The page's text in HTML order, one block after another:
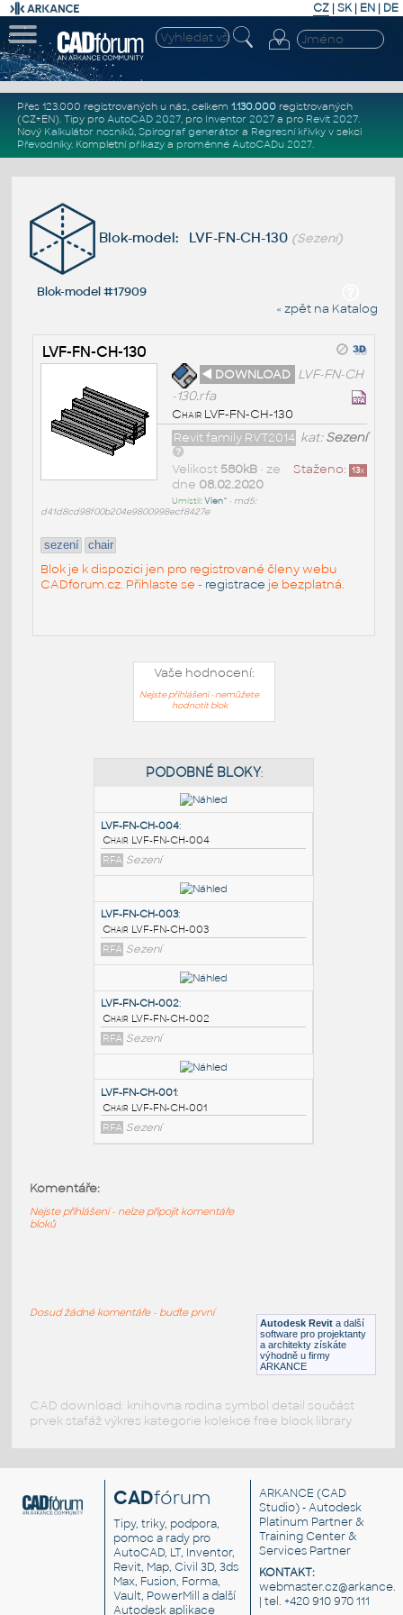
CZ | SK| EN | DE
Přes 123.000 registrovaných u nás, celkem 1.130.000registrovaných
(CZ+EN). Tipy pro AutoCAD 2027, pro Inventor 2027a pro Revit 2027.
Nový Kalkulátor nosníků, Spirograf generátor a Regresní křivkyv sekci
Převodníky. Kompletní příkazya proměnné AutoCADu 2027.
Blok-model: LVF-FN-CH-130 (Sezení)
Blok-model #17909
« zpět na Katalog
LVF-FN-CH-130
◄ DOWNLOAD LVF-FN-CH
-130.rfa
Chair LVF-FN-CH-130
kat:Sezení
Revit family RVT2014
Staženo: 13x
Velikost 580kB• ze
dne 08.02.2020
Umístil:Vien^ • md5:
d41d8cd98f00b204e9800998ecf8427e
sezení chair
Blok je k dispozici jen pro registrované členy webu
CADforum.cz. Přihlaste se - registrace je bezplatná.
Vaše hodnocení:
Nejste přihlášeni - nemůžete
hodnotit blok
PODOBNÉ BLOKY
LVF-FN-CH-004
Chair LVF-FN-CH-004
RFA Sezení
LVF-FN-CH-003:
Chair LVF-FN-CH-003
RFA Sezení
Sezení
Autodesk Revit a další
software pro projektanty
a architekty získáte
výhodně u firmy
ARKANCE
Komentáře:
Nejste přihlášeni - nelze připojit komentáře
bloků
Dosud žádné komentáře - buďte první
CAD download: knihovna rodina symbol detail součást
prvek stafáž výkres kategorie kolekce free block library
CADfórum
Tipy, triky, podpora,
pomoc a rady pro
AutoCAD, LT, Inventor,
Revit, Map, Civil 3D, 3ds
Max, Fusion, Forma,
Vault, PowerMill a další
Autodesk aplikace
ARKANCE (CAD
Studio) - Autodesk
Platinum Partner &
Training Center &
Services Partner
KONTAKT:
| tel. +420 910 970 111